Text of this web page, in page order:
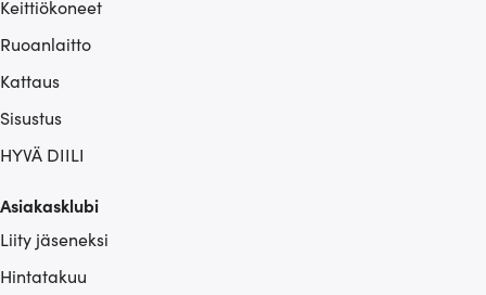
Keittiökoneet
Ruoanlaitto
Kattaus
Sisustus
HYVÄ DIILI
Asiakasklubi
Liity jäseneksi
Hintatakuu